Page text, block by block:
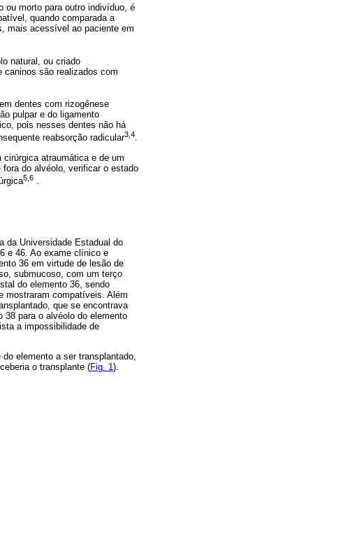
ou morto para outro indivíduo, é
quando comparada a
mais acessível ao paciente em
natural, ou criado
caninos são realizados com
dentes com rizogênese
pulpar e do ligamento
pois nesses dentes não há
reabsorção radicular3,4.
atraumática e de um
do alvéolo, verificar o estado
5,6
da Universidade Estadual do
e 46. Ao exame clínico e
36 em virtude de lesão de
submucoso, com um terço
do elemento 36, sendo
mostraram compatíveis. Além
que se encontrava
38 para o alvéolo do elemento
a impossibilidade de
elemento a ser transplantado,
o transplante (Fig. 1).